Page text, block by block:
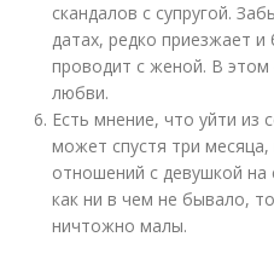
скандалов с супругой.
датах, редко приезжает
проводит с женой. В этом
любви.
Есть мнение, что уйти
может спустя три
отношений с девушкой на
как ни в чем не бывало,
ничтожно малы.